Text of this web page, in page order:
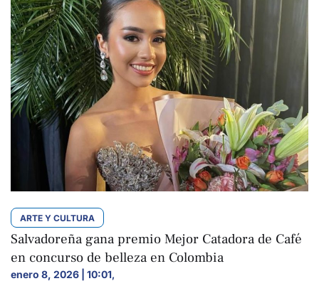
ARTE Y CULTURA
Salvadoreña gana premio Mejor Catadora de Café
en concurso de belleza en Colombia
enero 8, 2026 | 10:01,